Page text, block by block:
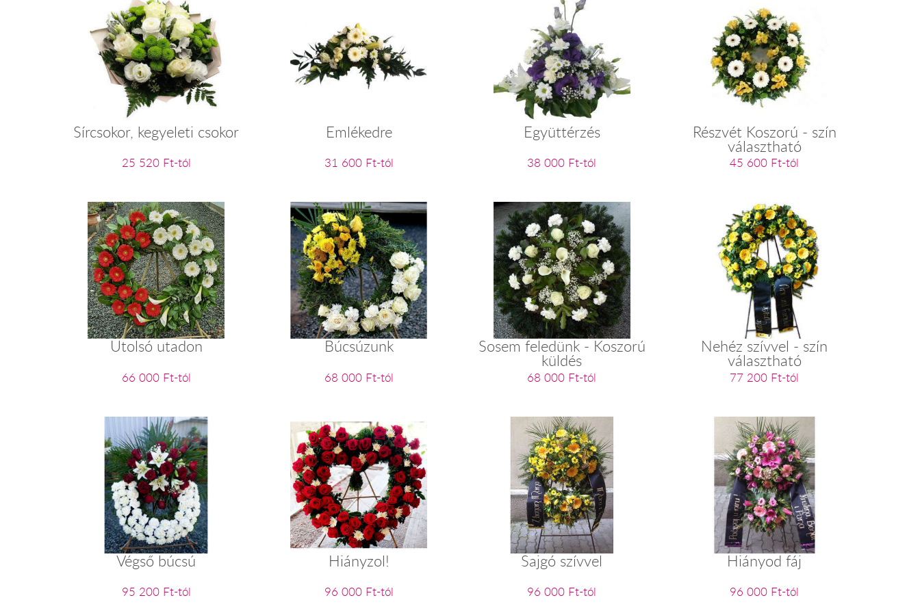
Sírcsokor, kegyeleti csokor
25 520 Ft-tól
Emlékedre
31 600 Ft-tól
Együttérzés
38 000 Ft-tól
Részvét Koszorú - szín
választható
45 600 Ft-tól
Utolsó utadon
66 000 Ft-tól
Búcsúzunk
68 000 Ft-tól
Sosem feledünk - Koszorú
küldés
68 000 Ft-tól
Nehéz szívvel - szín
választható
77 200 Ft-tól
Végső búcsú
95 200 Ft-tól
Hiányzol!
96 000 Ft-tól
Sajgó szívvel
96 000 Ft-tól
Hiányod fáj
96 000 Ft-tól